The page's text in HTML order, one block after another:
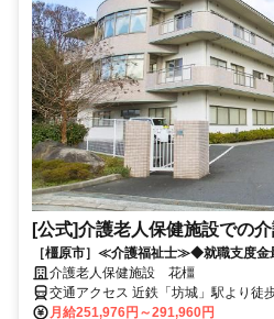
[公式]介護老人保健施設での
［橿原市］≪介護福祉士≫◆就職支度
OK◆託児所あり◆福利厚生が充実
介護老人保健施設 花橿
交通アクセス 近鉄「坊城」駅より徒歩12分 ※奈良県（奈
市・大和高田市・吉野郡・五條市）
月給251,976円～291,960円